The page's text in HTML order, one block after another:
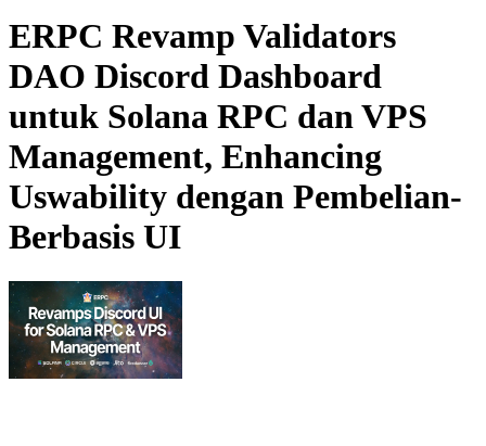
ERPC Revamp Validators
DAO Discord Dashboard
untuk Solana RPC dan VPS
Management, Enhancing
Uswability dengan Pembelian-
Berbasis UI